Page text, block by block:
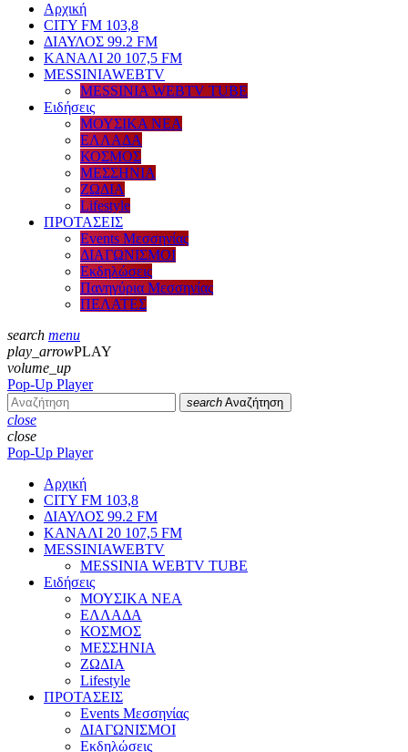
Αρχική
CITY FM 103,8
ΔΙΑΥΛΟΣ 99.2 FM
ΚΑΝΑΛΙ 20 107,5 FM
MESSINIAWEBTV
MESSINIA WEBTV TUBE
Eιδήσεις
ΜΟΥΣΙΚΑ ΝΕΑ
ΕΛΛΑΔΑ
ΚΟΣΜΟΣ
ΜΕΣΣΗΝΙΑ
ΖΩΔΙΑ
Lifestyle
ΠΡΟΤΑΣΕΙΣ
Events Μεσσηνίας
ΔΙΑΓΩΝΙΣΜΟΙ
Εκδηλώσεις
Πανηγύρια Μεσσηνίας
ΠΕΛΑΤΕΣ
search menu
play_arrowPLAY
volume_up
Pop-Up Player
search Αναζήτηση
close
close
Pop-Up Player
Αρχική
CITY FM 103,8
ΔΙΑΥΛΟΣ 99.2 FM
ΚΑΝΑΛΙ 20 107,5 FM
MESSINIAWEBTV
MESSINIA WEBTV TUBE
Eιδήσεις
ΜΟΥΣΙΚΑ ΝΕΑ
ΕΛΛΑΔΑ
ΚΟΣΜΟΣ
ΜΕΣΣΗΝΙΑ
ΖΩΔΙΑ
Lifestyle
ΠΡΟΤΑΣΕΙΣ
Events Μεσσηνίας
ΔΙΑΓΩΝΙΣΜΟΙ
Εκδηλώσεις